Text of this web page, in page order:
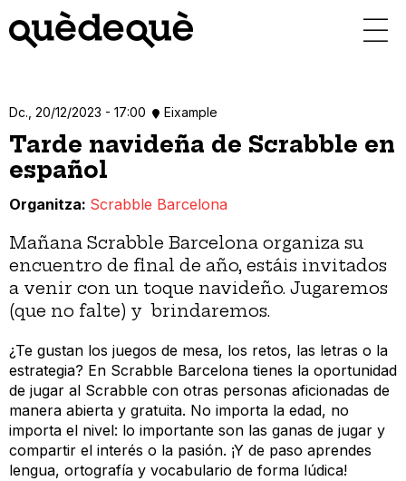
contingut
Dc., 20/12/2023 - 17:00 Eixample
Tarde navideña de Scrabble en
español
Organitza Scrabble Barcelona
Mañana Scrabble Barcelona organiza su
encuentro de final de año, estáis invitados
a venir con un toque navideño. Jugaremos
(que no falte) y brindaremos.
¿Te gustan los juegos de mesa, los retos, las letras o la
estrategia? En Scrabble Barcelona tienes la oportunidad
de jugar al Scrabble con otras personas aficionadas de
manera abierta y gratuita. No importa la edad, no
importa el nivel: lo importante son las ganas de jugar y
compartir el interés o la pasión. ¡Y de paso aprendes
lengua, ortografía y vocabulario de forma lúdica!